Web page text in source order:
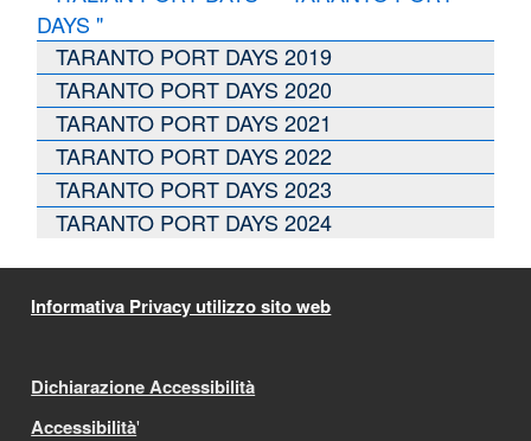
DAYS "
TARANTO PORT DAYS 2019
TARANTO PORT DAYS 2020
TARANTO PORT DAYS 2021
TARANTO PORT DAYS 2022
TARANTO PORT DAYS 2023
TARANTO PORT DAYS 2024
Informativa Privacy utilizzo sito web
Dichiarazione Accessibilità
Accessibilità'